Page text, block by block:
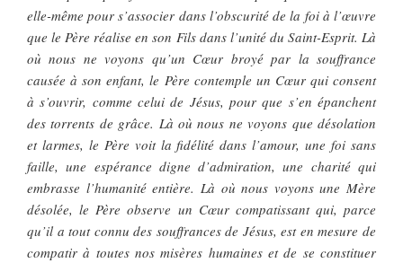
elle-même pour s’associer dans l’obscurité de la foi à l’œuvre
que le Père réalise en son Fils dans l’unité du Saint-Esprit. Là
où nous ne voyons qu’un Cœur broyé par la souffrance
causée à son enfant, le Père contemple un Cœur qui consent
à s’ouvrir, comme celui de Jésus, pour que s’en épanchent
des torrents de grâce. Là où nous ne voyons que désolation
et larmes, le Père voit la fidélité dans l’amour, une foi sans
faille, une espérance digne d’admiration, une charité qui
embrasse l’humanité entière. Là où nous voyons une Mère
désolée, le Père observe un Cœur compatissant qui, parce
qu’il a tout connu des souffrances de Jésus, est en mesure de
compatir à toutes nos misères humaines et de se constituer